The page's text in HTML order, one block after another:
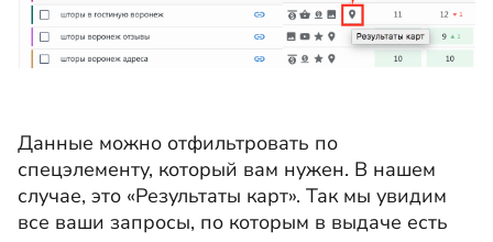
Данные можно отфильтровать по
спецэлементу, который вам нужен. В нашем
случае, это «Результаты карт». Так мы увидим
все ваши запросы, по которым в выдаче есть